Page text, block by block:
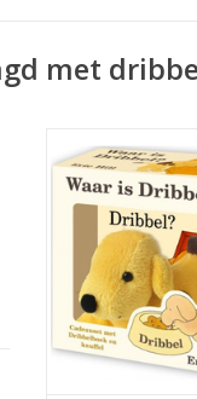
met
hele wereld
classic onder de
prachtige
boek Waar is
allereerste
ook nog een
Dribbel-
TOEVOEGEN AAN